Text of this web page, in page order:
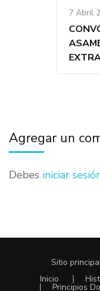
7 Abril
Agregar un
Debes iniciar
Sitio
Inicio
Principios